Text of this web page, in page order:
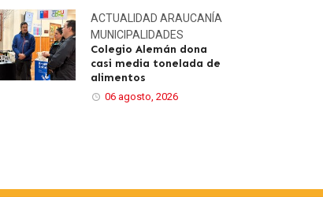
ACTUALIDAD ARAUCANÍA
MUNICIPALIDADES
Colegio Alemán dona
casi media tonelada de
alimentos
06 agosto, 2026